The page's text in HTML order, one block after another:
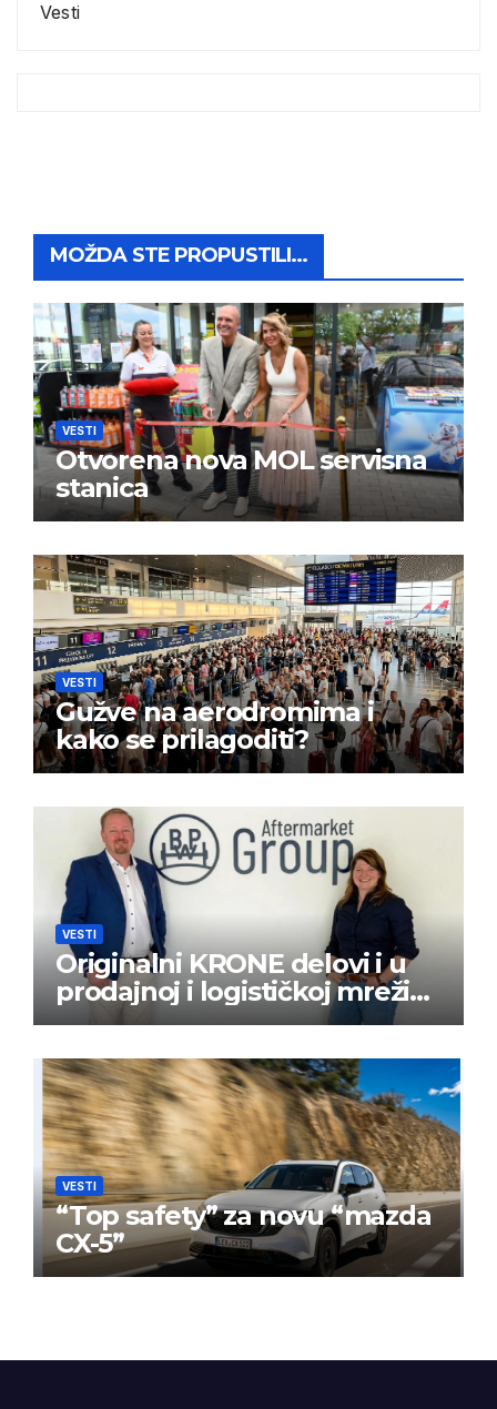
Vesti
MOŽDA STE PROPUSTILI...
VESTI
Otvorena nova MOL servisna
stanica
VESTI
Gužve na aerodromima i
kako se prilagoditi?
VESTI
Originalni KRONE delovi i u
prodajnoj i logističkoj mreži
BPW Aftermarket grupe
VESTI
“Top safety” za novu “mazda
CX-5”